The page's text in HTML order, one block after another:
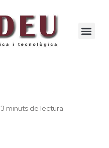
3 minuts de lectura